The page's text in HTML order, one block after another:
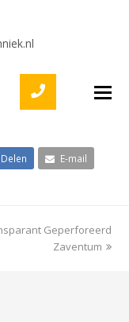
Youtube
Delen E-mail
Geperforeerd
Zaventum